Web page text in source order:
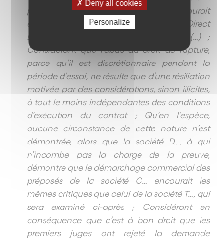
prévu au contrat, sa mise en œuvre ne saurait
engager la responsabilité de la société Direct
Energie qu’en cas d’abus démontré (…) ;
Considérant que l’abus du droit de rupture,
parce qu’il est discrétionnaire pendant la
période d’essai, ne résulte que d’une résiliation
motivée par des considérations, sinon illicites,
à tout le moins indépendantes des conditions
d’exécution du contrat ; Qu’en l’espèce,
aucune circonstance de cette nature n’est
démontrée, alors que la société D…, à qui
n’incombe pas la charge de la preuve,
démontre que le démarchage commercial des
préposés de la société C… encourait les
mêmes critiques que celui de la société T…, qui
sera examiné ci-après ; Considérant en
conséquence que c’est à bon droit que les
premiers juges ont rejeté la demande
Deny all cookies
Personalize